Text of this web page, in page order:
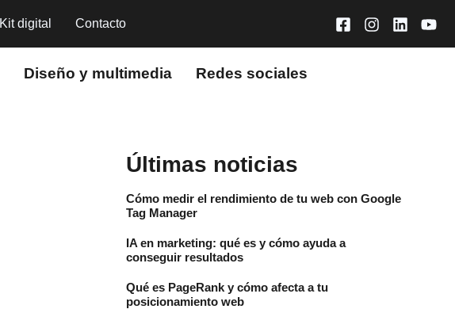
Kit digital Contacto
Diseño y multimedia Redes sociales
Últimas noticias
Cómo medir el rendimiento de tu web con Google
Tag Manager
IA en marketing: qué es y cómo ayuda a
conseguir resultados
Qué es PageRank y cómo afecta a tu
posicionamiento web